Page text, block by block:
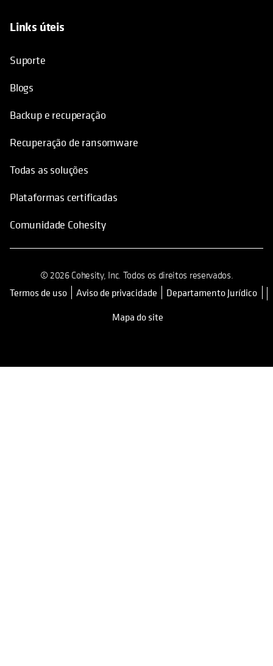
Links úteis
Suporte
Blogs
Backup e recuperação
Recuperação de ransomware
Todas as soluções
Plataformas certificadas
Comunidade Cohesity
© 2026 Cohesity, Inc. Todos os direitos reservados.
Termos de usoopens in a new tab
Aviso de privacidade
Departamento Jurídico
Mapa do site